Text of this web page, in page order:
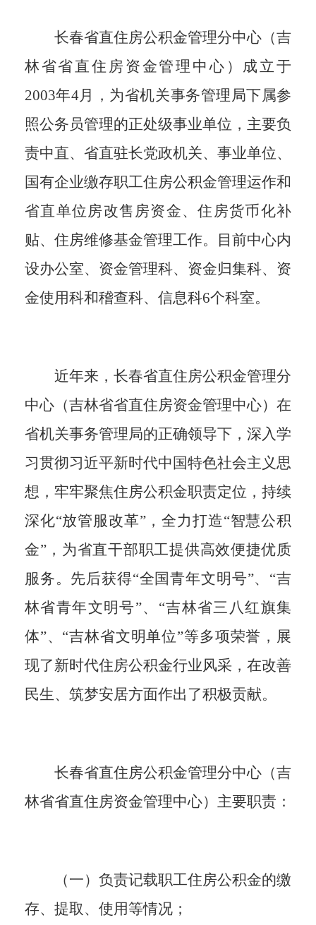
长春省直住房公积金管理分中心（吉
林省省直住房资金管理中心）成立于
2003年4月，为省机关事务管理局下属参
照公务员管理的正处级事业单位，主要负
责中直、省直驻长党政机关、事业单位、
国有企业缴存职工住房公积金管理运作和
省直单位房改售房资金、住房货币化补
贴、住房维修基金管理工作。目前中心内
设办公室、资金管理科、资金归集科、资
金使用科和稽查科、信息科6个科室。
近年来，长春省直住房公积金管理分
中心（吉林省省直住房资金管理中心）在
省机关事务管理局的正确领导下，深入学
习贯彻习近平新时代中国特色社会主义思
想，牢牢聚焦住房公积金职责定位，持续
深化“放管服改革”，全力打造“智慧公积
金”，为省直干部职工提供高效便捷优质
服务。先后获得“全国青年文明号”、“吉
林省青年文明号”、“吉林省三八红旗集
体”、“吉林省文明单位”等多项荣誉，展
现了新时代住房公积金行业风采，在改善
民生、筑梦安居方面作出了积极贡献。
长春省直住房公积金管理分中心（吉
林省省直住房资金管理中心）主要职责：
（一）负责记载职工住房公积金的缴
存、提取、使用等情况；